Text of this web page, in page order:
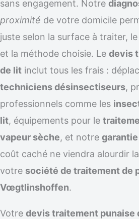
sans engagement. Notre
proximité de votre domicile
juste selon la surface à traiter,
et la méthode choisie. Le devis
de lit inclut tous les frais :
techniciens désinsectiseurs,
professionnels comme les
lit, équipements pour le
vapeur sèche, et notre
coût caché ne viendra alourdir
votre société de traitement de
Vœgtlinshoffen.
Votre devis traitement punaise